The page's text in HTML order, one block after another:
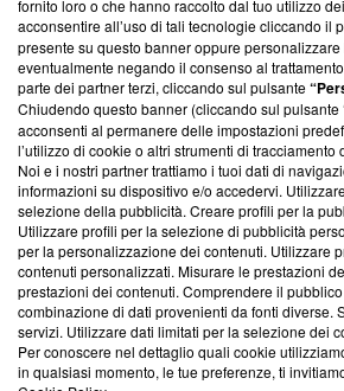
parte; Trust Project non ha ancora
conformità agli standard.
Su di noi
Team editoriale
Corporate
Redazione
Informativa Privacy
Cookie Policy
Blasting SA, IDI CHE-247.845.224, Via
Lugano (Svizzera) Tel:+39 0690258937
fornito loro o che hanno raccolto dal tuo utilizzo
acconsentire all’uso di tali tecnologie cliccando il
presente su questo banner oppure
eventualmente negando il consenso al
parte dei partner terzi, cliccando sul pulsante
Chiudendo questo banner (cliccando sul pulsante
acconsenti al permanere delle impostazioni
l’utilizzo di cookie o altri strumenti di tracciamento
Noi e i nostri partner trattiamo i tuoi dati di
informazioni su dispositivo e/o accedervi.
selezione della pubblicità. Creare profili per la
Utilizzare profili per la selezione di pubblicità
per la personalizzazione dei contenuti. Utilizzare
contenuti personalizzati. Misurare le prestazioni
prestazioni dei contenuti. Comprendere il
combinazione di dati provenienti da fonti diverse.
servizi. Utilizzare dati limitati per la selezione dei
Per conoscere nel dettaglio quali cookie
in qualsiasi momento, le tue preferenze, ti